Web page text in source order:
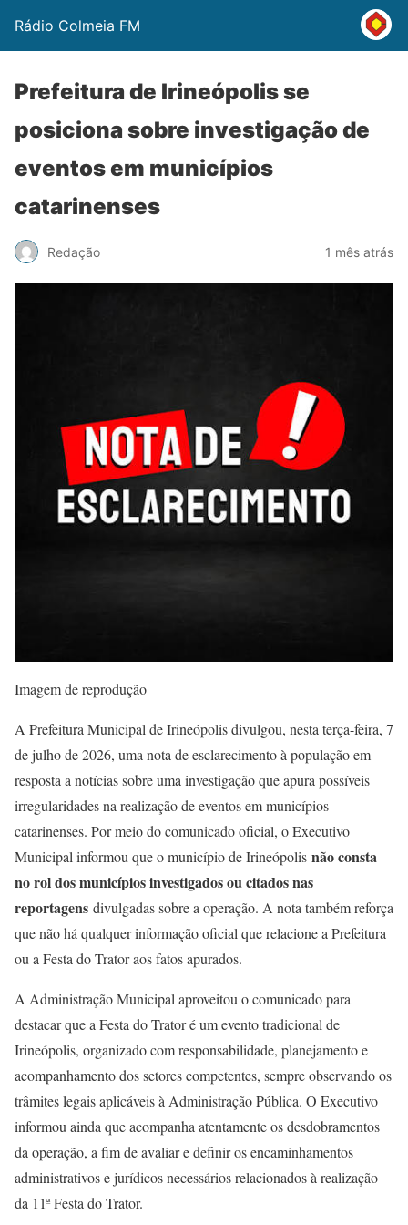
Rádio Colmeia FM
Prefeitura de Irineópolis se
posiciona sobre investigação de
eventos em municípios
catarinenses
Redação 1 mês atrás
Imagem de reprodução
A Prefeitura Municipal de Irineópolis divulgou, nesta terça-feira, 7
de julho de 2026, uma nota de esclarecimento à população em
resposta a notícias sobre uma investigação que apura possíveis
irregularidades na realização de eventos em municípios
catarinenses. Por meio do comunicado oficial, o Executivo
Municipal informou que o município de Irineópolis não consta
no rol dos municípios investigados ou citados nas
reportagens divulgadas sobre a operação. A nota também reforça
que não há qualquer informação oficial que relacione a Prefeitura
ou a Festa do Trator aos fatos apurados.
A Administração Municipal aproveitou o comunicado para
destacar que a Festa do Trator é um evento tradicional de
Irineópolis, organizado com responsabilidade, planejamento e
acompanhamento dos setores competentes, sempre observando os
trâmites legais aplicáveis à Administração Pública. O Executivo
informou ainda que acompanha atentamente os desdobramentos
da operação, a fim de avaliar e definir os encaminhamentos
administrativos e jurídicos necessários relacionados à realização
da 11ª Festa do Trator.